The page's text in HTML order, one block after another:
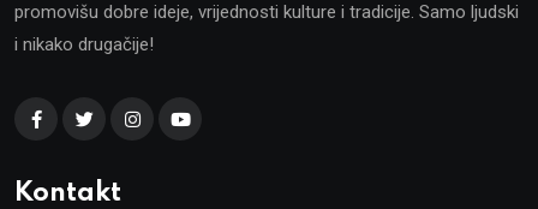
promovišu dobre ideje, vrijednosti kulture i tradicije. Samo ljudski
i nikako drugačije!
Kontakt